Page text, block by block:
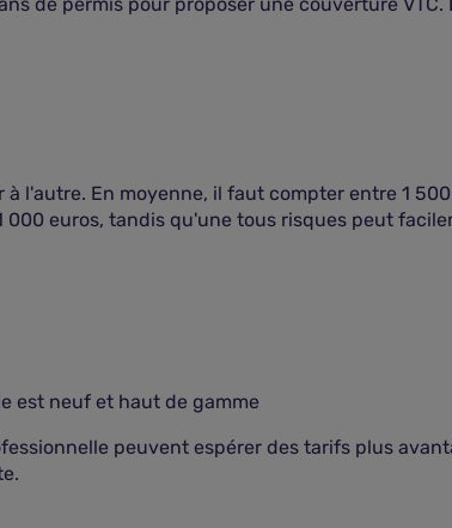
l'autre. En moyenne, il faut compter entre 1
euros, tandis qu'une tous risques peut
est neuf et haut de gamme
peuvent espérer des tarifs plus